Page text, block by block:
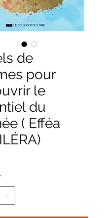
de
pour
le
du
( Efféa
*